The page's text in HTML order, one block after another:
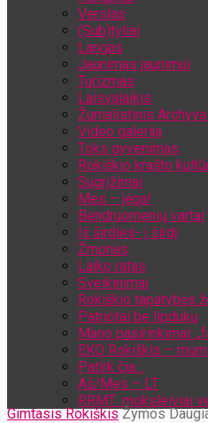
Verslas
(Sub)tyliai
Langas
Jaunimas jaunimui
Turizmas
Laisvalaikis
Žurnalistinis
Video galerija
Toks gyvenimas
Rokiškio krašto
Sugrįžimai
Mes – jėga!
Bendruomenių vartai
Iš širdies- į širdį
Žmonės
Laiko ratas
Sveikinimai
Rokiškio tapatybės
Patriotai be lipdukų
Mano pasirinkimai:
EKO Rokiškis –
Patirk čia…
Aš/Mes – LT
RRMT: moksleiviai
Gimtasis Rokiškis Žymos